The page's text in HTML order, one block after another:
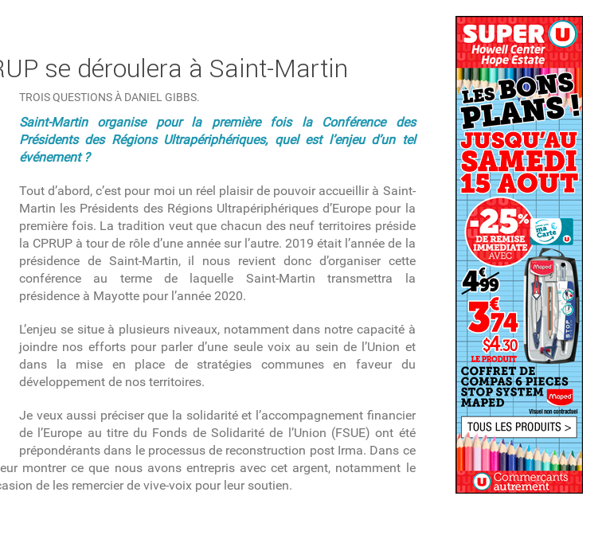
se déroulera à Saint-Martin
TROIS QUESTIONS À DANIEL GIBBS.
Saint-Martin organise pour la première fois la Conférence des
Présidents des Régions Ultrapériphériques, quel est l’enjeu d’un tel
événement ?
Tout d’abord, c’est pour moi un réel plaisir de pouvoir accueillir à Saint-
Martin les Présidents des Régions Ultrapériphériques d’Europe pour la
première fois. La tradition veut que chacun des neuf territoires préside
la CPRUP à tour de rôle d’une année sur l’autre. 2019 était l’année de la
présidence de Saint-Martin, il nous revient donc d’organiser cette
conférence au terme de laquelle Saint-Martin transmettra la
présidence à Mayotte pour l’année 2020.
L’enjeu se situe à plusieurs niveaux, notamment dans notre capacité à
joindre nos efforts pour parler d’une seule voix au sein de l’Union et
dans la mise en place de stratégies communes en faveur du
développement de nos territoires.
Je veux aussi préciser que la solidarité et l’accompagnement financier
de l’Europe au titre du Fonds de Solidarité de l’Union (FSUE) ont été
prépondérants dans le processus de reconstruction post Irma. Dans ce
montrer ce que nous avons entrepris avec cet argent, notamment le
de les remercier de vive-voix pour leur soutien.